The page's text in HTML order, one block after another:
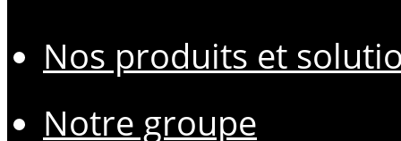
Nos produits et
Notre groupe